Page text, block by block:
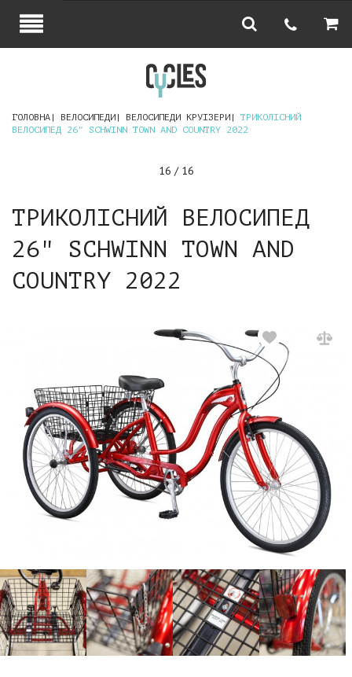
ГОЛОВНА ВЕЛОСИПЕДИ ВЕЛОСИПЕДИ КРУІЗЕРИ
ТРИКОЛІСНИЙ
ВЕЛОСИПЕД 26" SCHWINN TOWN AND COUNTRY 2022
16 / 16
ТРИКОЛІСНИЙ ВЕЛОСИПЕД
26" SCHWINN TOWN AND
COUNTRY 2022